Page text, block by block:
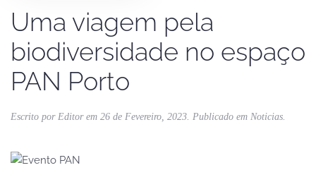
Uma viagem pela
biodiversidade no espaço
PAN Porto
Escrito por Editorem 26 de Fevereiro, 2023 . Publicado em Noticias